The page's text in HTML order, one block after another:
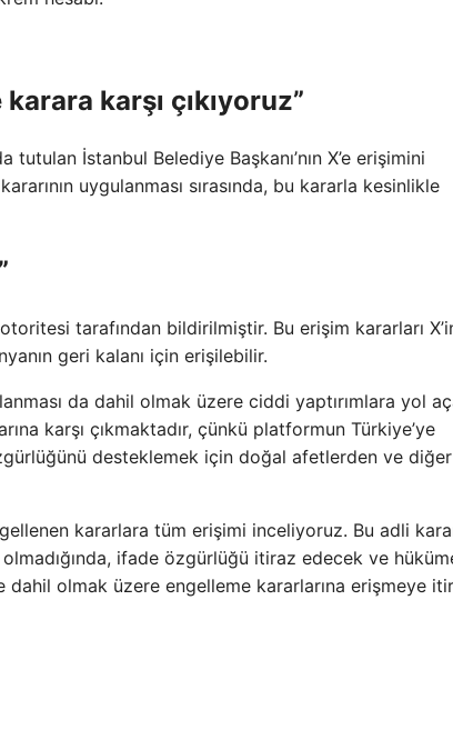
karşı çıkıyoruz”
İstanbul Belediye Başkanı’nın X’e erişimini
uygulanması sırasında, bu kararla kesinlikle
tarafından bildirilmiştir. Bu erişim kararları
geri kalanı için erişilebilir.
da dahil olmak üzere ciddi yaptırımlara yol
karşı çıkmaktadır, çünkü platformun Türkiye’ye
desteklemek için doğal afetlerden ve diğer
kararlara tüm erişimi inceliyoruz. Bu adli
ifade özgürlüğü itiraz edecek ve
dahil olmak üzere engelleme kararlarına erişmeye